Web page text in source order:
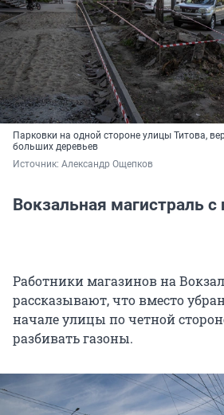
Парковки на одной стороне улицы Титова,
больших деревьев
Источник: Александр Ощепков
Вокзальная магистраль с
Работники магазинов на
рассказывают, что вместо
начале улицы по четной
разбивать газоны.